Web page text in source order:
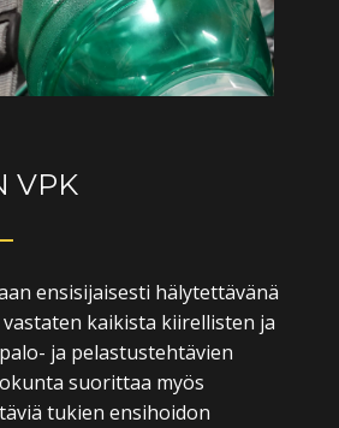
VPK
ensisijaisesti hälytettävänä
kaikista kiirellisten ja
ja pelastustehtävien
suorittaa myös
tukien ensihoidon